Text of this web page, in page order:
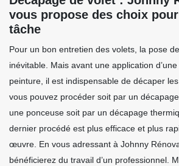
vous propose des choix
tâche
Pour un bon entretien des volets, la pose
inévitable. Mais avant une application
peinture, il est indispensable de décaper
vous pouvez procéder soit par un
une ponceuse soit par un décapage
dernier procédé est plus efficace et plus
œuvre. En vous adressant à Johnny
bénéficierez du travail d’un professionnel.